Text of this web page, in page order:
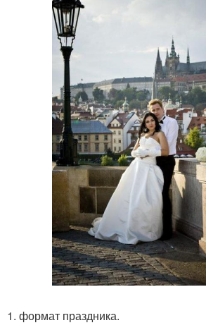
1. формат праздника.